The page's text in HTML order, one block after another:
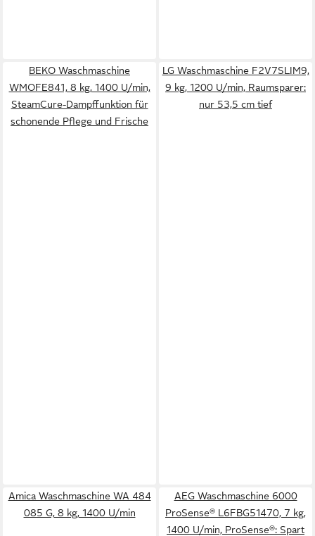
BEKO Waschmaschine
WMOFE841, 8 kg, 1400 U/min,
SteamCure-Dampffunktion für
schonende Pflege und Frische
LG Waschmaschine F2V7SLIM9,
9 kg, 1200 U/min, Raumsparer:
nur 53,5 cm tief
Amica Waschmaschine WA 484
085 G, 8 kg, 1400 U/min
AEG Waschmaschine 6000
ProSense® L6FBG51470, 7 kg,
1400 U/min, ProSense®: Spart